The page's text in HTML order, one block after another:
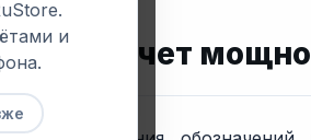
и
Расчет